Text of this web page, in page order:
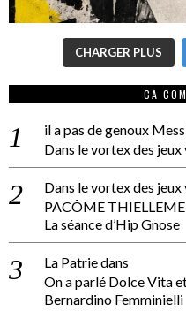
CHARGER PLUS
CA
il a pas de genoux
Dans le vortex des
Dans le vortex des
PACÔME
La séance d’Hip Gnose
La Patriedans
On a parlé Dolce Vita
Bernardino Femminielli